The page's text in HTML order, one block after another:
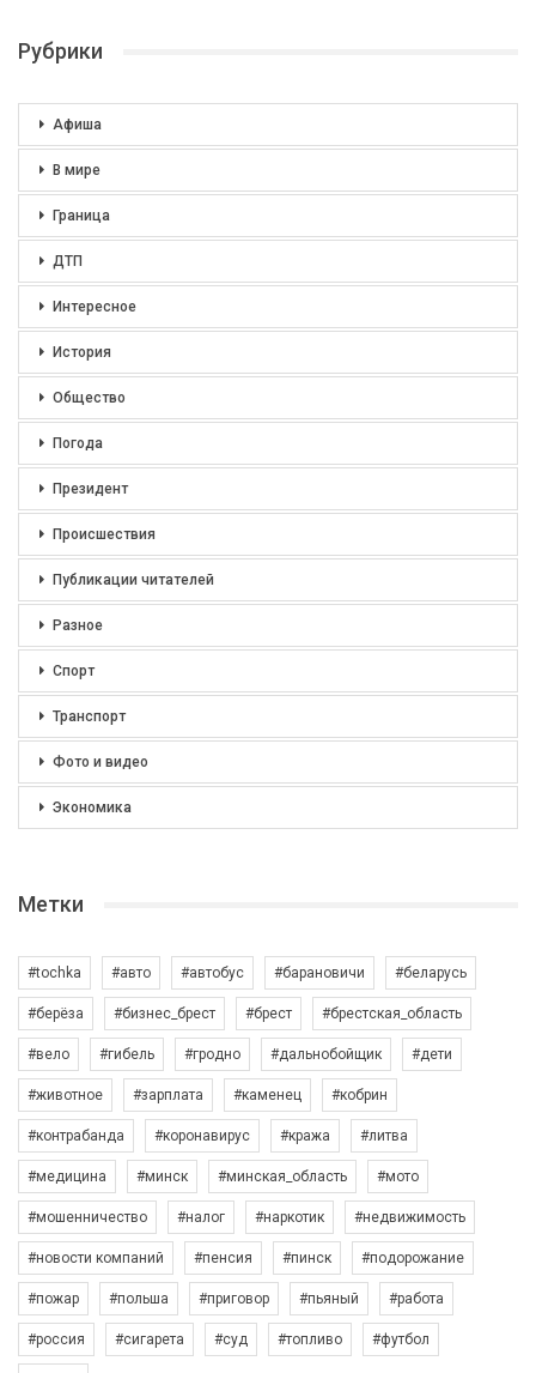
Рубрики
Афиша
В мире
Граница
ДТП
Интересное
История
Общество
Погода
Президент
Происшествия
Публикации читателей
Разное
Спорт
Транспорт
Фото и видео
Экономика
Метки
#tochka #авто #автобус #барановичи #беларусь
#берёза #бизнес_брест #брест #брестская_область
#вело #гибель #гродно #дальнобойщик #дети
#животное #зарплата #каменец #кобрин
#контрабанда #коронавирус #кража #литва
#медицина #минск #минская_область #мото
#мошенничество #налог #наркотик #недвижимость
#новости компаний #пенсия #пинск #подорожание
#пожар #польша #приговор #пьяный #работа
#россия #сигарета #суд #топливо #футбол